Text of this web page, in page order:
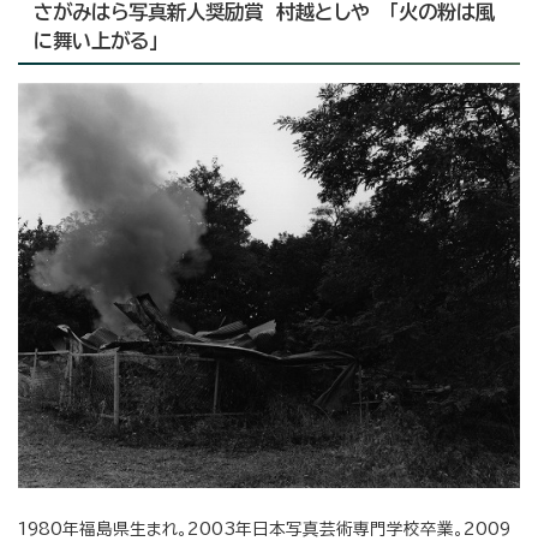
さがみはら写真新人奨励賞 村越としや 「火の粉は風
に舞い上がる」
1980年福島県生まれ。2003年日本写真芸術専門学校卒業。2009